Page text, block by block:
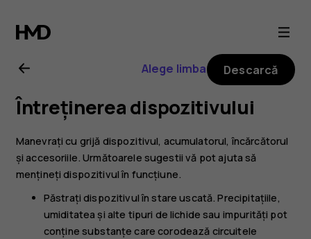
Ghid
de
utilizare
Nokia
8
Sirocco
Alege limba Descarcă
Întreținerea dispozitivului
Manevrați cu grijă dispozitivul, acumulatorul, încărcătorul
și accesoriile. Următoarele sugestii vă pot ajuta să
mențineți dispozitivul în funcțiune.
Păstrați dispozitivul în stare uscată. Precipitațiile,
umiditatea și alte tipuri de lichide sau impurități pot
conține substanțe care corodează circuitele